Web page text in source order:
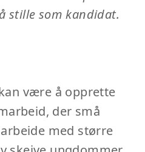
stille som kandidat.
være å opprette
der små
med større